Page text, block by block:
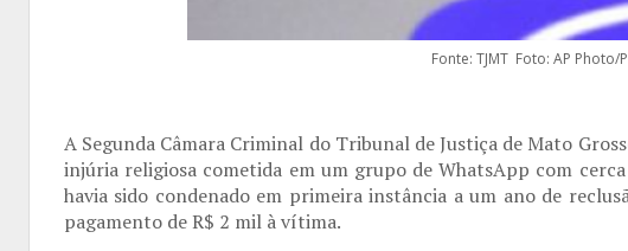
Fonte: TJMT Foto: AP Photo/
A Segunda Câmara Criminal do Tribunal de Justiça de Mato
injúria religiosa cometida em um grupo de WhatsApp com
havia sido condenado em primeira instância a um ano de
pagamento de R$ 2 mil à vítima.